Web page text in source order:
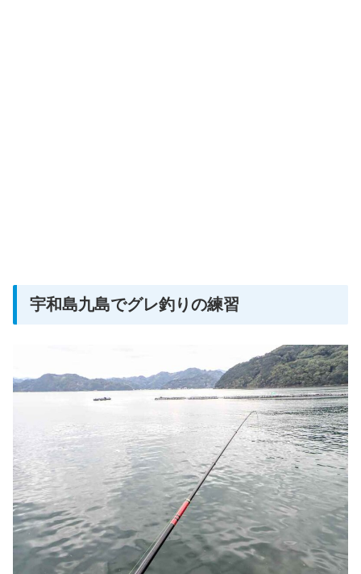
宇和島九島でグレ釣りの練習